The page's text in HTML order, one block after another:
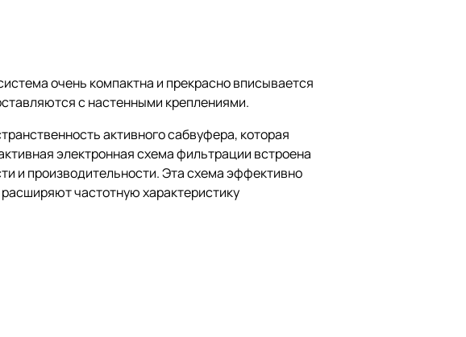
очень компактна и прекрасно вписывается
с настенными креплениями.
активного сабвуфера, которая
электронная схема фильтрации встроена
и производительности. Эта схема эффективно
частотную характеристику